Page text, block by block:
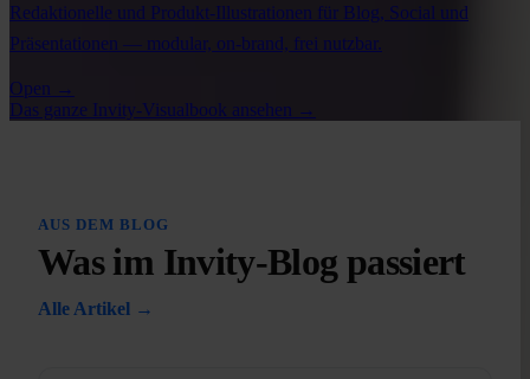
Redaktionelle und Produkt-Illustrationen für Blog, Social und
Präsentationen — modular, on-brand, frei nutzbar.
Open →
Das ganze Invity-Visualbook ansehen →
AUS DEM BLOG
Was im Invity-Blog passiert
Alle Artikel →